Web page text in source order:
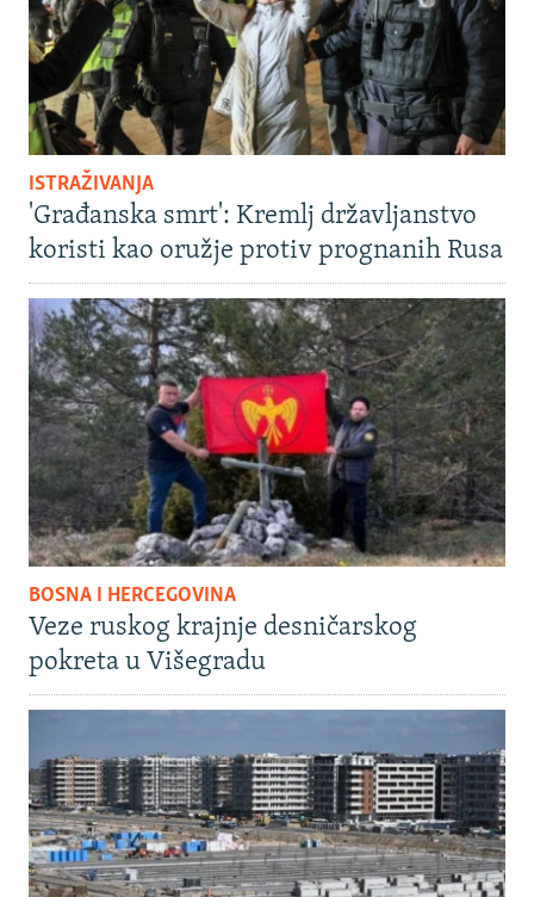
ISTRAŽIVANJA
'Građanska smrt': Kremlj državljanstvo
koristi kao oružje protiv prognanih Rusa
BOSNA I HERCEGOVINA
Veze ruskog krajnje desničarskog
pokreta u Višegradu